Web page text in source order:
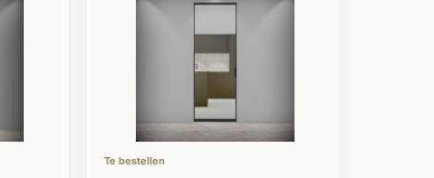
Te bestellen